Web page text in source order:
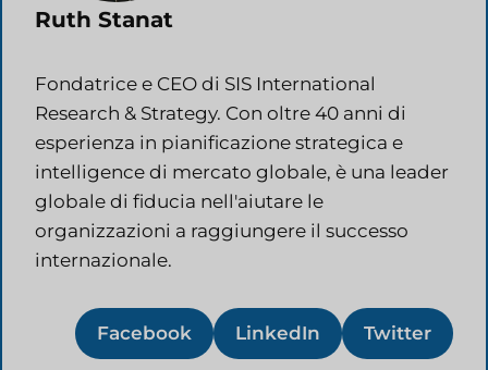
Ruth Stanat
Fondatrice e CEO di SIS International
Research & Strategy. Con oltre 40 anni di
esperienza in pianificazione strategica e
intelligence di mercato globale, è una leader
globale di fiducia nell'aiutare le
organizzazioni a raggiungere il successo
internazionale.
Facebook LinkedIn Twitter